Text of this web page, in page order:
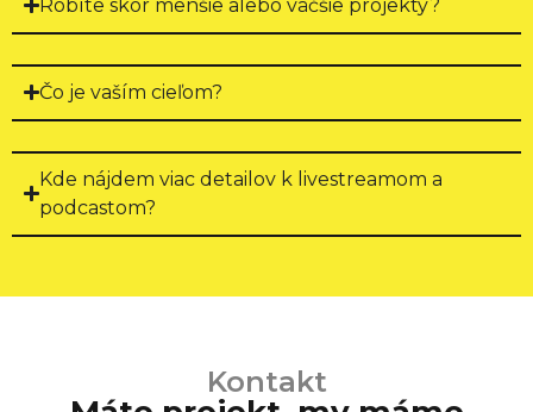
Robíte skôr menšie alebo väčšie projekty?
Čo je vaším cieľom?
Kde nájdem viac detailov k livestreamom a
podcastom?
Kontakt